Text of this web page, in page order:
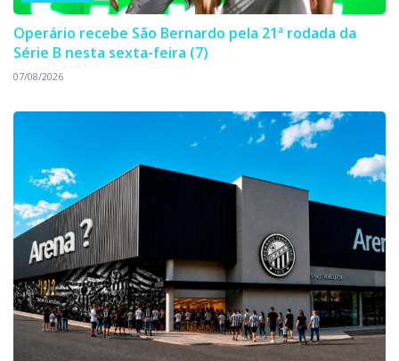
Operário recebe São Bernardo pela 21ª rodada da
Série B nesta sexta-feira (7)
07/08/2026